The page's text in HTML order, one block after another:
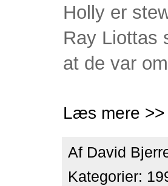
Holly er
Ray Liottas
at de var
Læs mere >>
Af David
Kategorier: